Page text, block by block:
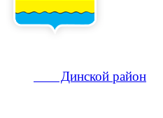
Динской район